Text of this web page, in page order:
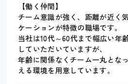
【働く仲間】
チーム意識が強く、距離が近く
ケーションが特徴の職場です。
当社は10代～60代まで幅広い年
していただいていますが、
年齢に関係なくチーム一丸とな
える環境を用意しています。